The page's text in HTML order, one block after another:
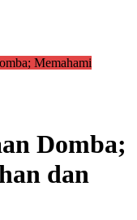
Memahami
Domba;
dan